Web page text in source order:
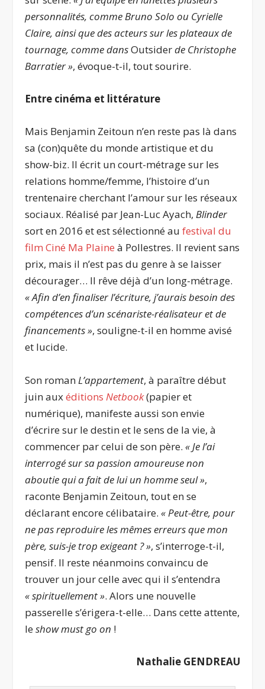
personnalités, comme Bruno Solo ou Cyrielle
Claire, ainsi que des acteurs sur les plateaux de
tournage, comme dansOutsiderde Christophe
Barratier », évoque-t-il, tout sourire.
Entre cinéma et littérature
Mais Benjamin Zeitoun n’en reste pas là dans
sa (con)quête du monde artistique et du
show-biz. Il écrit un court-métrage sur les
relations homme/femme, l’histoire d’un
trentenaire cherchant l’amour sur les réseaux
sociaux. Réalisé par Jean-Luc Ayach,Blinder
sort en 2016 et est sélectionné aufestival du
film Ciné Ma Plaine à Pollestres. Il revient sans
prix, mais il n’est pas du genre à se laisser
décourager… Il rêve déjà d’un long-métrage.
« Afin d’en finaliser l’écriture, j’aurais besoin des
compétences d’un scénariste-réalisateur et de
financements », souligne-t-il en homme avisé
et lucide.
Son roman L’appartement, à paraître début
juin auxéditions Netbook(papier et
numérique), manifeste aussi son envie
d’écrire sur le destin et le sens de la vie, à
commencer par celui de son père.« Je l’ai
interrogé sur sa passion amoureuse non
aboutie qui a fait de lui un homme seul »,
raconte Benjamin Zeitoun, tout en se
déclarant encore célibataire.« Peut-être, pour
ne pas reproduire les mêmes erreurs que mon
père, suis-je trop exigeant ? », s’interroge-t-il,
pensif. Il reste néanmoins convaincu de
trouver un jour celle avec qui il s’entendra
« spirituellement ». Alors une nouvelle
passerelle s’érigera-t-elle… Dans cette attente,
leshowmust go on !
Nathalie GENDREAU